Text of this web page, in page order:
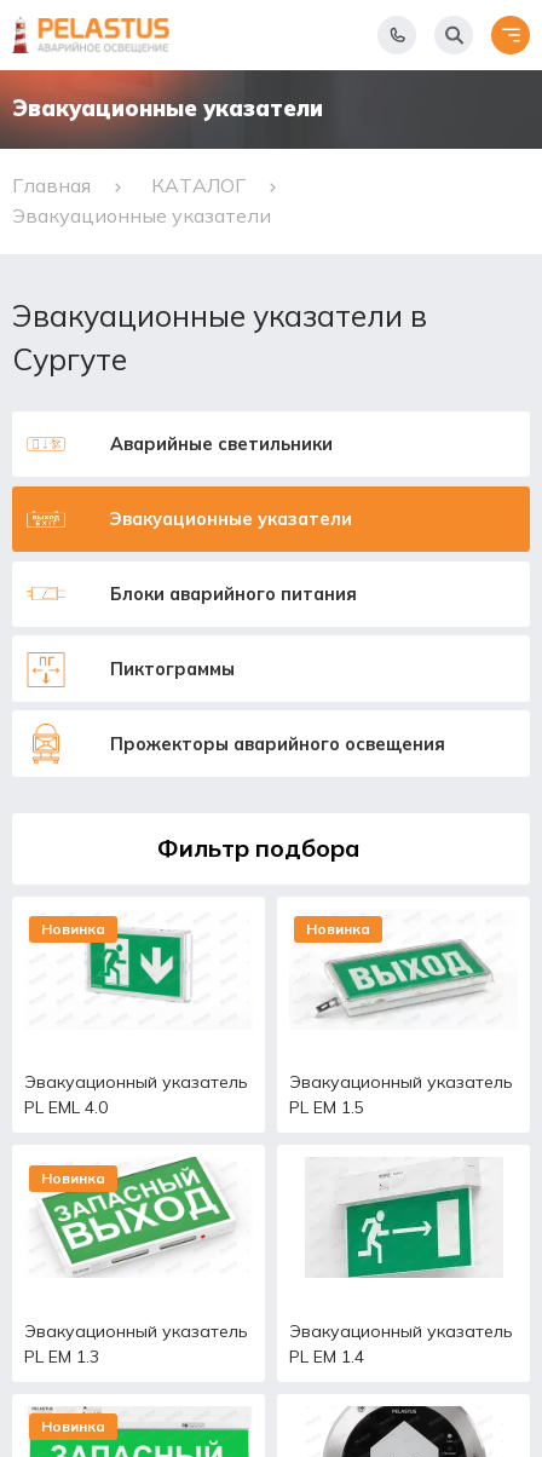
Эвакуационные указатели
Главная
КАТАЛОГ
Эвакуационные указатели
Эвакуационные указатели в
Сургуте
Аварийные светильники
Эвакуационные указатели
Блоки аварийного питания
Пиктограммы
Прожекторы аварийного освещения
Фильтр подбора
Новинка
Эвакуационный указатель
PL EML 4.0
Новинка
Эвакуационный указатель
PL EM 1.5
Новинка
Эвакуационный указатель
PL EM 1.3
Эвакуационный указатель
PL EM 1.4
Новинка